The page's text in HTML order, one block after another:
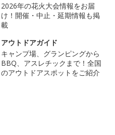
2026年の花火大会情報をお届
け！開催・中止・延期情報も掲
載
アウトドアガイド
キャンプ場、グランピングから
BBQ、アスレチックまで！全国
のアウトドアスポットをご紹介